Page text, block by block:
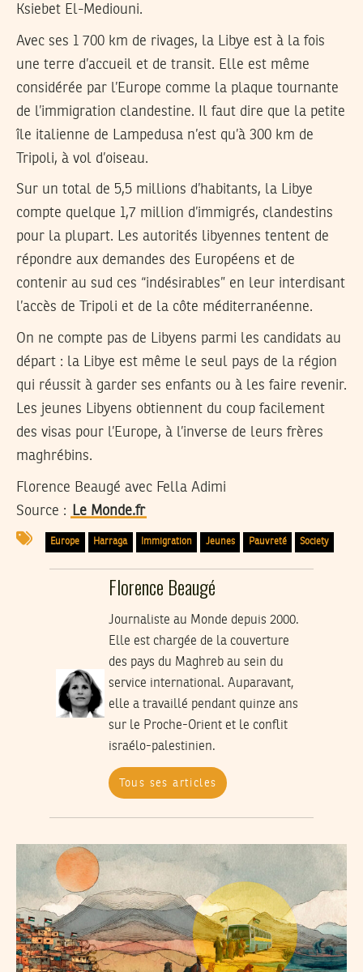
Ksiebet El-Mediouni.
Avec ses 1 700 km de rivages, la Libye est à la fois
une terre d’accueil et de transit. Elle est même
considérée par l’Europe comme la plaque tournante
de l’immigration clandestine. Il faut dire que la petite
île italienne de Lampedusa n’est qu’à 300 km de
Tripoli, à vol d’oiseau.
Sur un total de 5,5 millions d’habitants, la Libye
compte quelque 1,7 million d’immigrés, clandestins
pour la plupart. Les autorités libyennes tentent de
répondre aux demandes des Européens et de
contenir au sud ces “indésirables” en leur interdisant
l’accès de Tripoli et de la côte méditerranéenne.
On ne compte pas de Libyens parmi les candidats au
départ : la Libye est même le seul pays de la région
qui réussit à garder ses enfants ou à les faire revenir.
Les jeunes Libyens obtiennent du coup facilement
des visas pour l’Europe, à l’inverse de leurs frères
maghrébins.
Florence Beaugé avec Fella Adimi
Source :
Le Monde.fr
Europe Harraga Immigration Jeunes Pauvreté Society
Florence Beaugé
Journaliste au Monde depuis 2000.
Elle est chargée de la couverture
des pays du Maghreb au sein du
service international. Auparavant,
elle a travaillé pendant quinze ans
sur le Proche-Orient et le conflit
israélo-palestinien.
Tous ses articles